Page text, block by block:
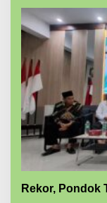
Rekor, Pondok